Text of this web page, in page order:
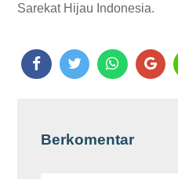
Sarekat Hijau Indonesia.
Berkomentar